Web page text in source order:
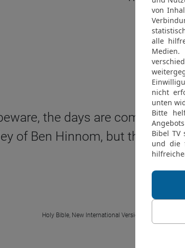
Jer
the days are coming,
of Ben Hinnom, but the
Holy Bible, New International Version ®